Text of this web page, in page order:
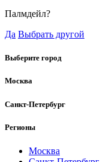
Палмдейл?
Да Выбрать другой
Выберите город
Москва
Санкт-Петербург
Регионы
Москва